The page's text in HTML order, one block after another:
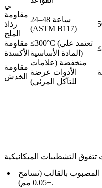
ي
مقاومة
رذاذ
الملح
24–48 ساعة
(ASTM B117)
مقاومة
الأكسدة
≤300°C (تعتمد على
المادة الأساسية)
مقاومة
الخدش
منخفضة (علامات
الأدوات عرضة
للتآكل المرئي)
التشطيبات الميكانيكية
بالقالب (تسامح
±0.05 مم).